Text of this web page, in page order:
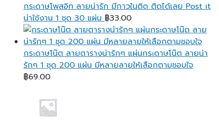
กระดาษโพสอิท ลายน่ารัก มีกาวในติด ติดได้เลย Post it
น่าใช้งาน 1 ชุด 30 แผ่น ฿33.00
กระดาษโน๊ต ลายตารางน่ารักๆ แผ่นกระดาษโน๊ต ลายน่า
รักๆ 1 ชุด 200 แผ่น มีหลายลายให้เลือกตามชอบใจ
฿69.00